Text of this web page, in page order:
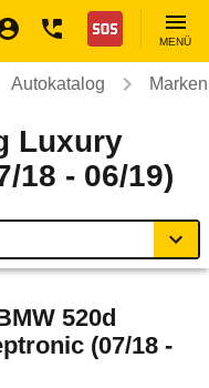
Nothilfe
MENÜ
Autokatalog
Luxury
18 - 06/19)
520d
(07/18 -